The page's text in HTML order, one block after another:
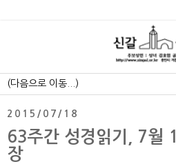
2015/07/18
63주간 성경읽기, 7월
장